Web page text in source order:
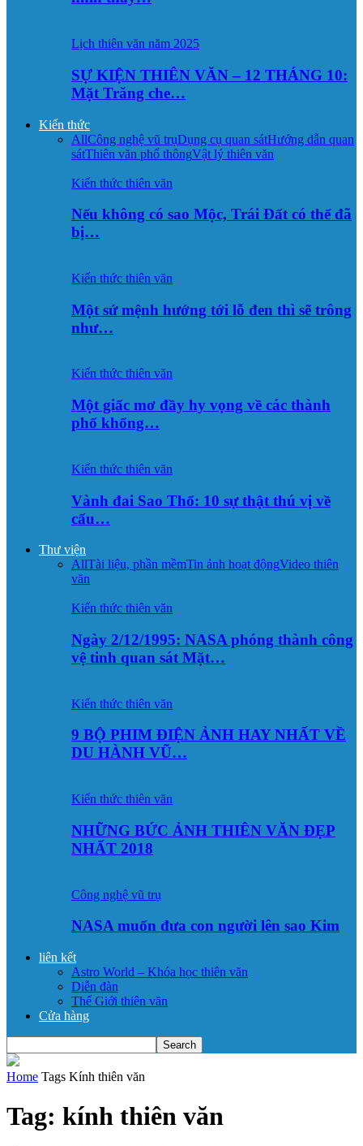
Lịch thiên văn năm 2025
SỰ KIỆN THIÊN VĂN – 12 THÁNG 10:
Mặt Trăng che…
Kiến thức
AllCông nghệ vũ trụDụng cụ quan sátHướng dẫn quan
sátThiên văn phổ thôngVật lý thiên văn
Kiến thức thiên văn
Nếu không có sao Mộc, Trái Đất có thể đã
bị…
Kiến thức thiên văn
Một sứ mệnh hướng tới lỗ đen thì sẽ trông
như…
Kiến thức thiên văn
Một giấc mơ đầy hy vọng về các thành
phố khổng…
Kiến thức thiên văn
Vành đai Sao Thổ: 10 sự thật thú vị về
cấu…
Thư viện
AllTài liệu, phần mềmTin ảnh hoạt độngVideo thiên
văn
Kiến thức thiên văn
Ngày 2/12/1995: NASA phóng thành công
vệ tinh quan sát Mặt…
Kiến thức thiên văn
9 BỘ PHIM ĐIỆN ẢNH HAY NHẤT VỀ
DU HÀNH VŨ…
Kiến thức thiên văn
NHỮNG BỨC ẢNH THIÊN VĂN ĐẸP
NHẤT 2018
Công nghệ vũ trụ
NASA muốn đưa con người lên sao Kim
liên kết
Astro World – Khóa học thiên văn
Diễn đàn
Thế Giới thiên văn
Cửa hàng
Home Tags Kính thiên văn
Tag: kính thiên văn